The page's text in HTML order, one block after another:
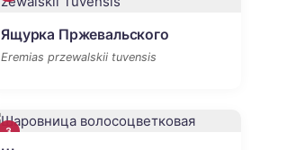
Ящурка Пржевальского
Eremias przewalskii tuvensis
3